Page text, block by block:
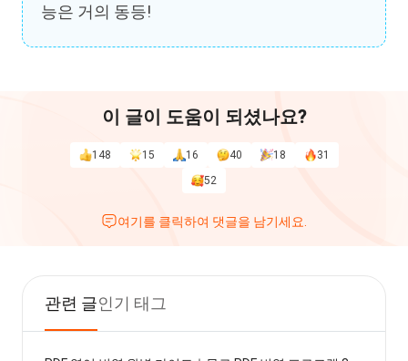
능은 거의 동등!
이 글이 도움이 되셨나요?
148 15 16 40 18
31
52
여기를 클릭하여 댓글을 남기세요.
관련 글인기 태그